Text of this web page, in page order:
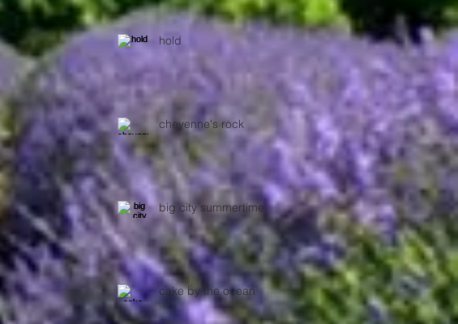
hold
cheyenne's rock
big city summertime
cake by the ocean